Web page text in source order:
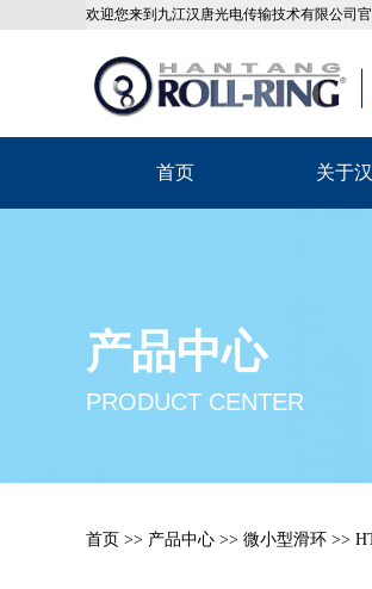
欢迎您来到九江汉唐光电传输技术有限公司官
首页 关于
产品中心
PRODUCT CENTER
首页 >> 产品中心 >> 微小型滑环 >>